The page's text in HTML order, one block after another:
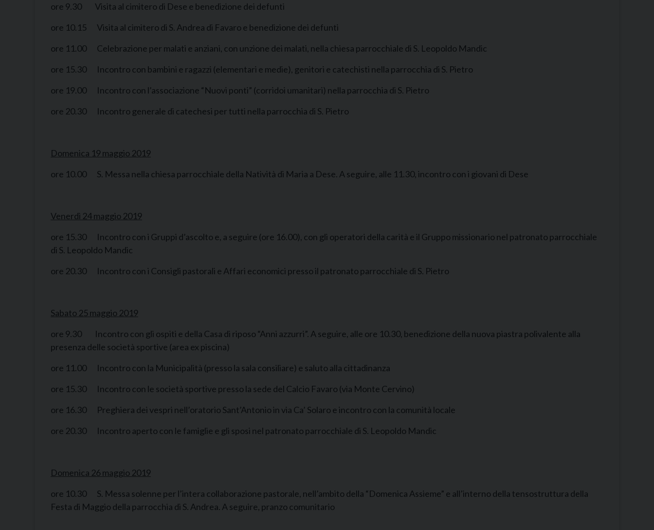
ore 9.30 Visita al cimitero di Dese e benedizione dei defunti
ore 10.15 Visita al cimitero di S. Andrea di Favaro e benedizione dei defunti
ore 11.00 Celebrazione per malati e anziani, con unzione dei malati, nella chiesa parrocchiale di S. Leopoldo Mandic
ore 15.30 Incontro con bambini e ragazzi (elementari e medie), genitori e catechisti nella parrocchia di S. Pietro
ore 19.00 Incontro con l’associazione “Nuovi ponti” (corridoi umanitari) nella parrocchia di S. Pietro
ore 20.30 Incontro generale di catechesi per tutti nella parrocchia di S. Pietro
Domenica 19 maggio 2019
ore 10.00 S. Messa nella chiesa parrocchiale della Natività di Maria a Dese. A seguire, alle 11.30, incontro con i giovani di Dese
Venerdì 24 maggio 2019
ore 15.30 Incontro con i Gruppi d’ascolto e, a seguire (ore 16.00), con gli operatori della carità e il Gruppo missionario nel patronato parrocchiale
di S. Leopoldo Mandic
ore 20.30 Incontro con i Consigli pastorali e Affari economici presso il patronato parrocchiale di S. Pietro
Sabato 25 maggio 2019
ore 9.30 Incontro con gli ospiti e della Casa di riposo “Anni azzurri”. A seguire, alle ore 10.30, benedizione della nuova piastra polivalente alla
presenza delle società sportive (area ex piscina)
ore 11.00 Incontro con la Municipalità (presso la sala consiliare) e saluto alla cittadinanza
ore 15.30 Incontro con le società sportive presso la sede del Calcio Favaro (via Monte Cervino)
ore 16.30 Preghiera dei vespri nell’oratorio Sant’Antonio in via Ca’ Solaro e incontro con la comunità locale
ore 20.30 Incontro aperto con le famiglie e gli sposi nel patronato parrocchiale di S. Leopoldo Mandic
Domenica 26 maggio 2019
ore 10.30 S. Messa solenne per l’intera collaborazione pastorale, nell’ambito della “Domenica Assieme” e all’interno della tensostruttura della
Festa di Maggio della parrocchia di S. Andrea. A seguire, pranzo comunitario